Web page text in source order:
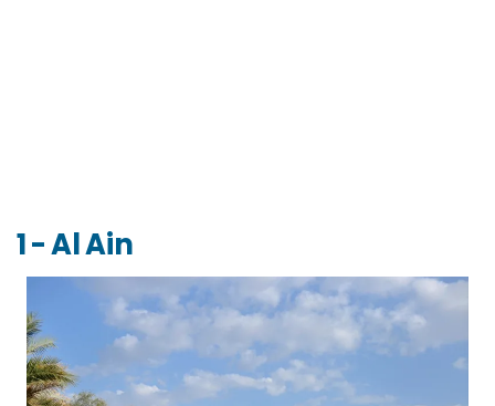
1 - Al Ain